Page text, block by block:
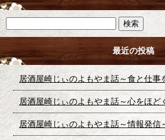
最近の投稿
居酒屋崎じぃのよもやま話～食と仕事
居酒屋崎じぃのよもやま話～心をほど
居酒屋崎じぃのよもやま話～情報発信